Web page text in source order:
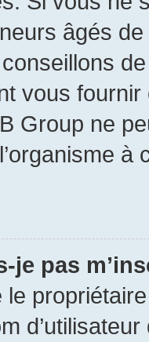
âgés
vous
Group ne
je pas
le